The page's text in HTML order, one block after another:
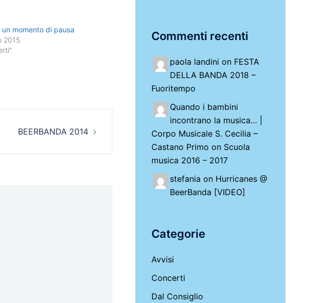
un momento di pausa
2015
BEERBANDA 2014
Commenti recenti
paola landini on FESTA
DELLA BANDA 2018 –
Fuoritempo
Quando i bambini
incontrano la musica… |
Corpo Musicale S. Cecilia –
Castano Primo on Scuola
musica 2016 – 2017
stefania on Hurricanes @
BeerBanda [VIDEO]
Categorie
Avvisi
Concerti
Dal Consiglio